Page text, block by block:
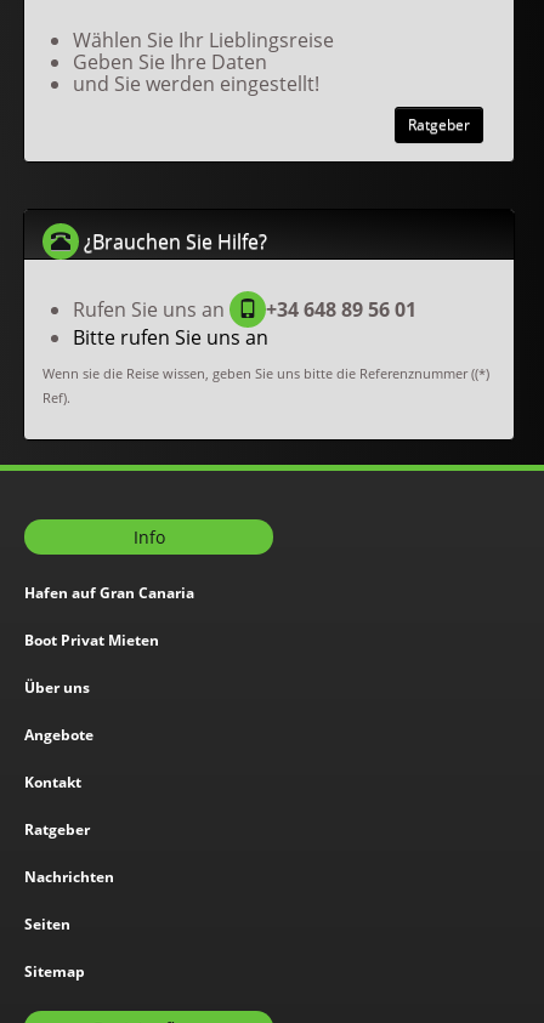
Wählen Sie Ihr Lieblingsreise
Geben Sie Ihre Daten
und Sie werden eingestellt!
Ratgeber
¿Brauchen Sie Hilfe?
Rufen Sie uns an
+34 648 89 56 01
Bitte rufen Sie uns an
Wenn sie die Reise wissen, geben Sie uns bitte die Referenznummer ((*)
Ref).
Info
Hafen auf Gran Canaria
Boot Privat Mieten
Über uns
Angebote
Kontakt
Ratgeber
Nachrichten
Seiten
Sitemap